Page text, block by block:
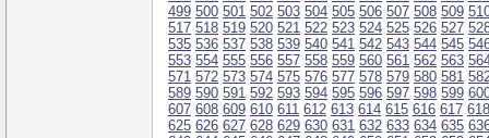
499 500 501 502 503 504 505 506 507 508 509
517 518 519 520 521 522 523 524 525 526 527
535 536 537 538 539 540 541 542 543 544 545
553 554 555 556 557 558 559 560 561 562 563
571 572 573 574 575 576 577 578 579 580 581
589 590 591 592 593 594 595 596 597 598 599
607 608 609 610 611 612 613 614 615 616 617 618
625 626 627 628 629 630 631 632 633 634 635